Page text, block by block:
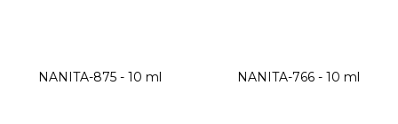
NANITA-875 - 10 ml NANITA-766 - 10 ml